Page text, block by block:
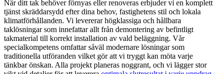
När ditt tak behöver förnyas eller renoveras erbjuder vi en komplett
tjänst skräddarsydd efter dina behov, fastighetens stil och lokala
klimatförhållanden. Vi levererar högklassiga och hållbara
taklösningar som innefattar allt från demontering av befintligt
takmaterial till korrekt installation av vald beläggning. Vår
specialkompetens omfattar såväl modernare lösningar som
traditionella utföranden vilket gör att vi tryggt kan möta varje
tänkbar önskan. Alla projekt planeras noggrant, och vi lägger stor